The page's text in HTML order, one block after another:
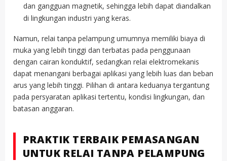
dan gangguan magnetik, sehingga lebih dapat diandalkan
di lingkungan industri yang keras.
Namun, relai tanpa pelampung umumnya memiliki biaya di
muka yang lebih tinggi dan terbatas pada penggunaan
dengan cairan konduktif, sedangkan relai elektromekanis
dapat menangani berbagai aplikasi yang lebih luas dan beban
arus yang lebih tinggi. Pilihan di antara keduanya tergantung
pada persyaratan aplikasi tertentu, kondisi lingkungan, dan
batasan anggaran.
PRAKTIK TERBAIK PEMASANGAN
UNTUK RELAI TANPA PELAMPUNG